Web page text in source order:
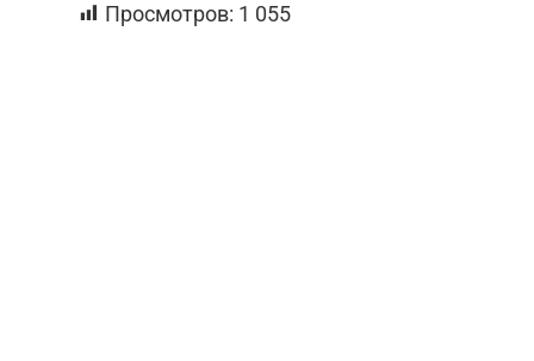
Просмотров: 1 055